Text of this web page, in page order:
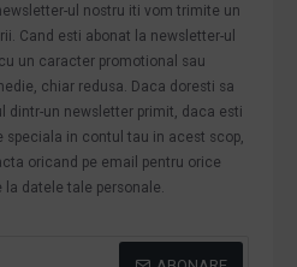
ul nostru iti vom trimite un
Cand esti abonat la newsletter-ul
un caracter promotional sau
chiar redusa. Daca doresti sa
dintr-un newsletter primit, daca esti
in contul tau in acest scop,
oricand pe email pentru orice
datele tale personale.